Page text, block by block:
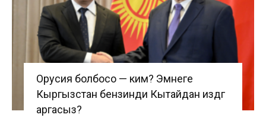
Орусия болбосо — ким? Эмнеге
Кыргызстан бензинди Кытайдан издөөгө
аргасыз?